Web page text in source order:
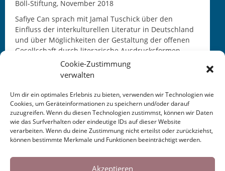
Cookies helfen uns bei der Bereitstellung
unserer Inhalte und Dienste. Durch die
Cookie-Zustimmung
verwalten
Um dir ein optimales Erlebnis zu bieten, verwenden wir Technologien wie
Cookies, um Geräteinformationen zu speichern und/oder darauf
zuzugreifen. Wenn du diesen Technologien zustimmst, können wir Daten
wie das Surfverhalten oder eindeutige IDs auf dieser Website
verarbeiten. Wenn du deine Zustimmung nicht erteilst oder zurückziehst,
können bestimmte Merkmale und Funktionen beeinträchtigt werden.
Akzeptieren
Böll-Stiftung, November 2018
Safiye Can sprach mit Jamal Tuschick über den
Einfluss der interkulturellen Literatur in Deutschland
und über Möglichkeiten der Gestaltung der offenen
Gesellschaft durch literarische Ausdrucksformen.
This entry was posted inKALENDER. Bookmark the
permalink.